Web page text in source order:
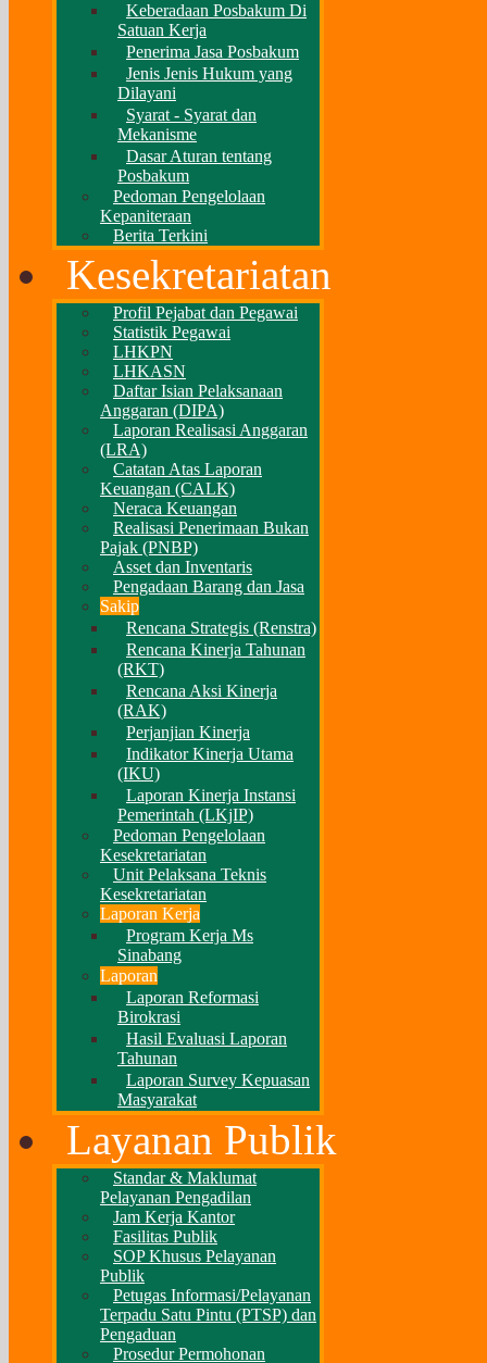
Keberadaan Posbakum Di
Satuan Kerja
Penerima Jasa Posbakum
Jenis Jenis Hukum yang
Dilayani
Syarat - Syarat dan
Mekanisme
Dasar Aturan tentang
Posbakum
Pedoman Pengelolaan
Kepaniteraan
Berita Terkini
Kesekretariatan
Profil Pejabat dan Pegawai
Statistik Pegawai
LHKPN
LHKASN
Daftar Isian Pelaksanaan
Anggaran (DIPA)
Laporan Realisasi Anggaran
(LRA)
Catatan Atas Laporan
Keuangan (CALK)
Neraca Keuangan
Realisasi Penerimaan Bukan
Pajak (PNBP)
Asset dan Inventaris
Pengadaan Barang dan Jasa
Sakip
Rencana Strategis (Renstra)
Rencana Kinerja Tahunan
(RKT)
Rencana Aksi Kinerja
(RAK)
Perjanjian Kinerja
Indikator Kinerja Utama
(IKU)
Laporan Kinerja Instansi
Pemerintah (LKjIP)
Pedoman Pengelolaan
Kesekretariatan
Unit Pelaksana Teknis
Kesekretariatan
Laporan Kerja
Program Kerja Ms
Sinabang
Laporan
Laporan Reformasi
Birokrasi
Hasil Evaluasi Laporan
Tahunan
Laporan Survey Kepuasan
Masyarakat
Layanan Publik
Standar & Maklumat
Pelayanan Pengadilan
Jam Kerja Kantor
Fasilitas Publik
SOP Khusus Pelayanan
Publik
Petugas Informasi/Pelayanan
Terpadu Satu Pintu (PTSP) dan
Pengaduan
Prosedur Permohonan